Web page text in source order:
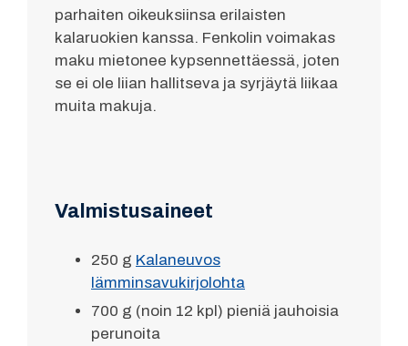
parhaiten oikeuksiinsa erilaisten
kalaruokien kanssa. Fenkolin voimakas
maku mietonee kypsennettäessä, joten
se ei ole liian hallitseva ja syrjäytä liikaa
muita makuja.
Valmistusaineet
250 g Kalaneuvos
lämminsavukirjolohta
700 g (noin 12 kpl) pieniä jauhoisia
perunoita